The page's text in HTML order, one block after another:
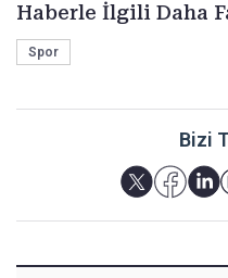
Haberle İlgili Daha
Spor
Bizi